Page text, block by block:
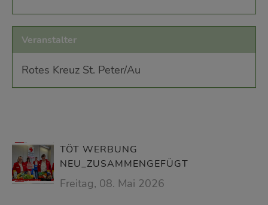
Veranstalter
Rotes Kreuz St. Peter/Au
TÖT WERBUNG
NEU_ZUSAMMENGEFÜGT
Freitag, 08. Mai 2026